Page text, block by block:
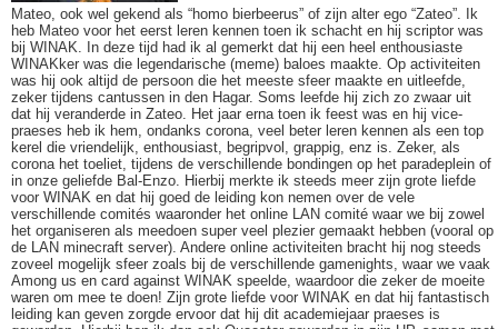
Mateo, ook wel gekend als “homo bierbeerus” of zijn alter ego “Zateo”. Ik
heb Mateo voor het eerst leren kennen toen ik schacht en hij scriptor was
bij WINAK. In deze tijd had ik al gemerkt dat hij een heel enthousiaste
WINAKker was die legendarische (meme) baloes maakte. Op activiteiten
was hij ook altijd de persoon die het meeste sfeer maakte en uitleefde,
zeker tijdens cantussen in den Hagar. Soms leefde hij zich zo zwaar uit
dat hij veranderde in Zateo. Het jaar erna toen ik feest was en hij vice-
praeses heb ik hem, ondanks corona, veel beter leren kennen als een top
kerel die vriendelijk, enthousiast, begripvol, grappig, enz is. Zeker, als
corona het toeliet, tijdens de verschillende bondingen op het paradeplein of
in onze geliefde Bal-Enzo. Hierbij merkte ik steeds meer zijn grote liefde
voor WINAK en dat hij goed de leiding kon nemen over de vele
verschillende comités waaronder het online LAN comité waar we bij zowel
het organiseren als meedoen super veel plezier gemaakt hebben (vooral op
de LAN minecraft server). Andere online activiteiten bracht hij nog steeds
zoveel mogelijk sfeer zoals bij de verschillende gamenights, waar we vaak
Among us en card against WINAK speelde, waardoor die zeker de moeite
waren om mee te doen! Zijn grote liefde voor WINAK en dat hij fantastisch
leiding kan geven zorgde ervoor dat hij dit academiejaar praeses is